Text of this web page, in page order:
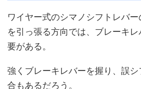
ワイヤー式のシマノシフトレバ
を引っ張る方向では、ブレーキ
要がある。
強くブレーキレバーを握り、誤
合もあるだろう。